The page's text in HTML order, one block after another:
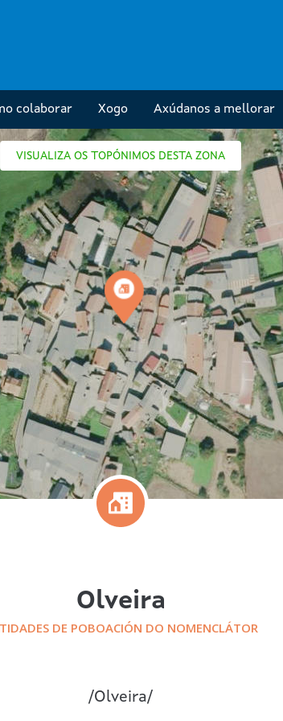
colaborar Xogo Axúdanos a mellorar
VISUALIZA OS TOPÓNIMOS DESTA ZONA
Olveira
DE POBOACIÓN DO NOMENCLÁTOR
/Olveira/